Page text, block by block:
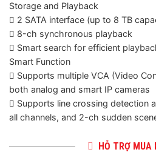
Storage and Playback
 2 SATA interface (up to 8 TB
 8-ch synchronous playback
 Smart search for efficient
Smart Function
 Supports multiple VCA (Video
both analog and smart IP cameras
 Supports line crossing detection
all channels, and 2-ch sudden
HỖ TRỢ MUA